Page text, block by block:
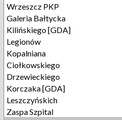
Wrzeszcz PKP
Galeria Bałtycka
Kilińskiego [GDA]
Legionów
Kopalniana
Ciołkowskiego
Drzewieckiego
Korczaka [GDA]
Leszczyńskich
Zaspa Szpital